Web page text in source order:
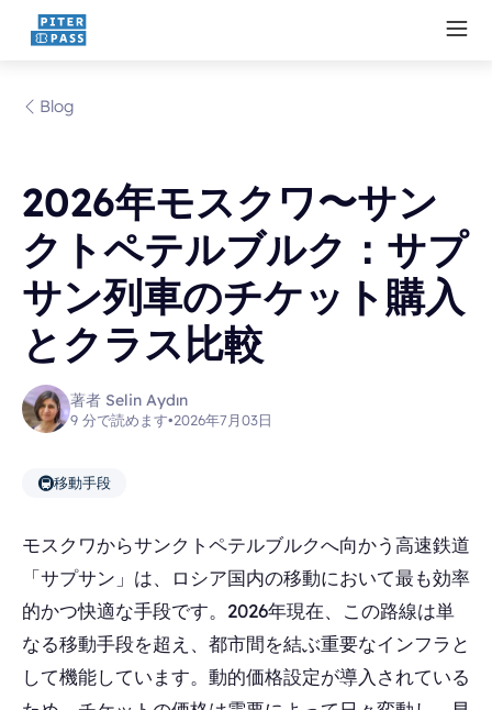
Blog
2026年モスクワ〜サン
クトペテルブルク：サプ
サン列車のチケット購入
とクラス比較
著者 Selin Aydın
9 分で読めます•2026年7月03日
🚇移動手段
モスクワからサンクトペテルブルクへ向かう高速鉄道
「サプサン」は、ロシア国内の移動において最も効率
的かつ快適な手段です。2026年現在、この路線は単
なる移動手段を超え、都市間を結ぶ重要なインフラと
して機能しています。動的価格設定が導入されている